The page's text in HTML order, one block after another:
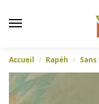
Accueil / Rapéh /